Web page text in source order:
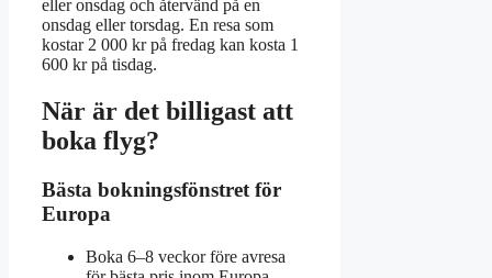
eller onsdag och återvänd på en
onsdag eller torsdag. En resa som
kostar 2 000 kr på fredag kan kosta 1
600 kr på tisdag.
När är det billigast att
boka flyg?
Bästa bokningsfönstret för
Europa
Boka 6–8 veckor före avresa